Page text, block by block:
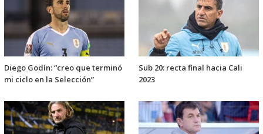
Diego Godín: “creo que terminó
mi ciclo en la Selección”
Sub 20: recta final hacia Cali
2023